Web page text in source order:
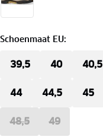
Schoenmaat EU:
39,5 40 40,5
44 44,5 45
48,5 49